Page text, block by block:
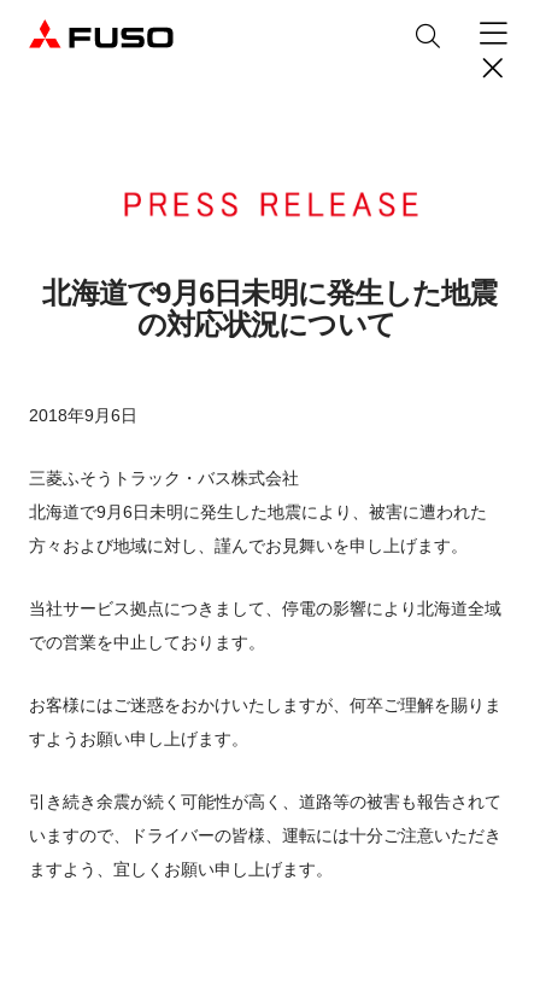
小型EVトラック
Canter EX
小型トラック
Fighter（販売終了モデ
Super Great
大型トラック
Rosa
大型バス
産業用エンジン
産業用エンジン
eモビリティ
中古車
クイックリンク
ボディビルダーポータルサイト
中古車
トラックコネクト
テレマティクスソリューション
パーツ＆アクセサリー
三菱ふそう純正部品
ふそうバリューパーツ
純正アクセサリー
純正油脂ケミカル
サービス
FUSO VALUE
材料調査・分析サービス
ふそうの高品質調査 マテリアルラボ
レスキューマニュアル・電池の回収・リサイクル
DTFSA企業情報
プライバシーポリシー
DTFSA: 社員等個人情報の取扱いについて
反社会的勢力に対する基本方針
FUSOパワーリース
FUSOマイレージリース
オートリース
オートローン
FUSO VALUE
FUSOアシスト
FUSOリース カスタマーサポート
重要なお知らせ
お知らせ
ニュースリリース
企業からのお知らせ
リコール情報
大型車脱輪事故防止活動について
採用情報
企業情報
ふそうライフ
English
北海道で9月6日未明に発生した地震
の対応状況について
2018年9月6日
三菱ふそうトラック・バス株式会社
北海道で9月6日未明に発生した地震により、被害に遭われた
方々および地域に対し、謹んでお見舞いを申し上げます。
当社サービス拠点につきまして、停電の影響により北海道全域
での営業を中止しております。
お客様にはご迷惑をおかけいたしますが、何卒ご理解を賜りま
すようお願い申し上げます。
引き続き余震が続く可能性が高く、道路等の被害も報告されて
いますので、ドライバーの皆様、運転には十分ご注意いただき
ますよう、宜しくお願い申し上げます。